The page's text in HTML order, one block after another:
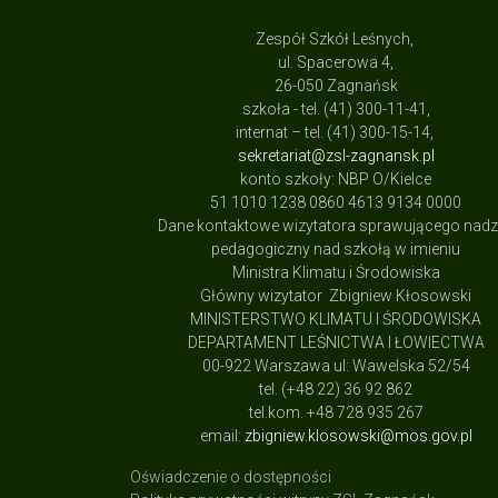
Zespół Szkół Leśnych,
ul. Spacerowa 4,
26-050 Zagnańsk
szkoła - tel. (41) 300-11-41,
internat – tel. (41) 300-15-14,
sekretariat@zsl-zagnansk.pl
konto szkoły: NBP O/Kielce
51 1010 1238 0860 4613 9134 0000
Dane kontaktowe wizytatora sprawującego
pedagogiczny nad szkołą w imieniu
Ministra Klimatu i Środowiska
Główny wizytator Zbigniew Kłosowski
MINISTERSTWO KLIMATU I ŚRODOWISKA
DEPARTAMENT LEŚNICTWA I ŁOWIECTWA
00-922 Warszawa ul: Wawelska 52/54
tel. (+48 22) 36 92 862
tel.kom. +48 728 935 267
email: zbigniew.klosowski@mos.gov.pl
Oświadczenie o dostępności